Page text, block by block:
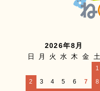
2026年8月
日
月 火 水 木 金 土
1
2
3 4 5 6 7
8